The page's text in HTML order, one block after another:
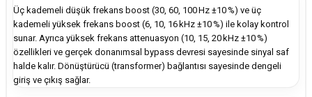
Üç kademeli düşük frekans boost (30, 60, 100 Hz ±10 %) ve üç
kademeli yüksek frekans boost (6, 10, 16 kHz ±10 %) ile kolay kontrol
sunar. Ayrıca yüksek frekans attenuasyon (10, 15, 20 kHz ±10 %)
özellikleri ve gerçek donanımsal bypass devresi sayesinde sinyal saf
halde kalır. Dönüştürücü (transformer) bağlantısı sayesinde dengeli
giriş ve çıkış sağlar.